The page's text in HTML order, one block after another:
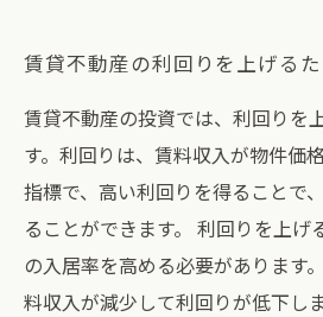
賃貸不動産の利回りを上げる
賃貸不動産の投資では、利回りを
す。利回りは、賃料収入が物件価
指標で、高い利回りを得ることで
ることができます。 利回りを上げ
の入居率を高める必要があります
料収入が減少して利回りが低下し